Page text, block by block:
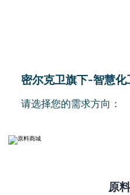
密尔克卫旗下-智慧化
请选择您的需求方向：
原